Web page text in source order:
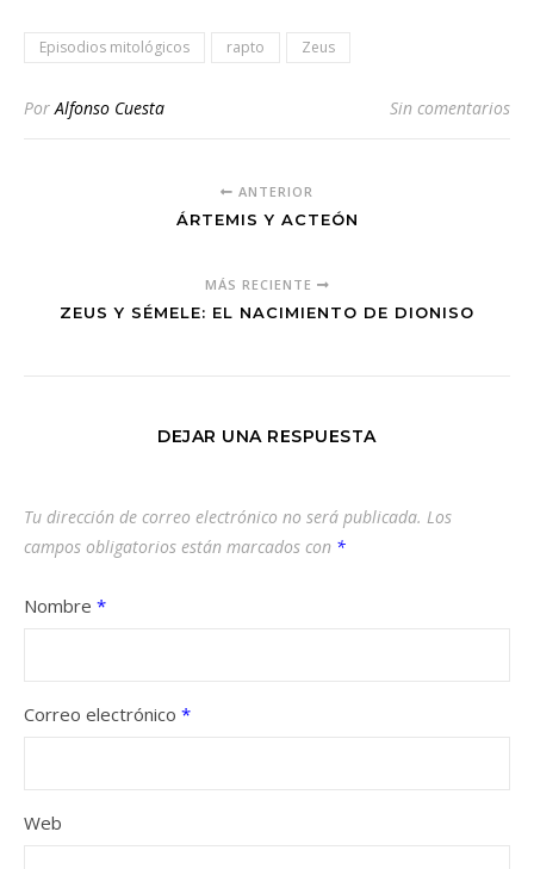
Episodios mitológicos rapto Zeus
PorAlfonso Cuesta Sin comentarios
ANTERIOR
ÁRTEMIS Y ACTEÓN
MÁS RECIENTE
ZEUS Y SÉMELE: EL NACIMIENTO DE DIONISO
DEJAR UNA RESPUESTA
Tu dirección de correo electrónico no será publicada. Los
campos obligatorios están marcados con *
Nombre *
Correo electrónico *
Web